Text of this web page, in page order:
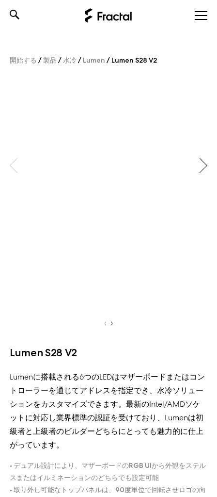
開始する /製品 /水冷 / Lumen / Lumen S28 V2
‹ ›
Lumen S28 V2
Lumenに搭載される6つのLEDはマザーボードまたはコン
トローラーを通じてアドレスを指定でき、水冷ソリュー
ションをカスタマイズできます。最新のIntel/AMDソケ
ットに対応し業界標準の認証を受けており、Lumenは初
級者と上級者のビルダーどちらにとっても魅力的に仕上
がっています。
• デュアル設計により、マザーボードのRGB UIから外観をステル
スまたはイルミネーションのどちらでも設定可能
• 取り外し可能なトップパネルは、90度単位で回転させロゴの向